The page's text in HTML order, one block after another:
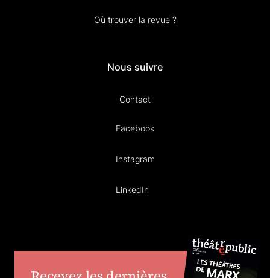
Où trouver la revue ?
Nous suivre
Contact
Facebook
Instagram
LinkedIn